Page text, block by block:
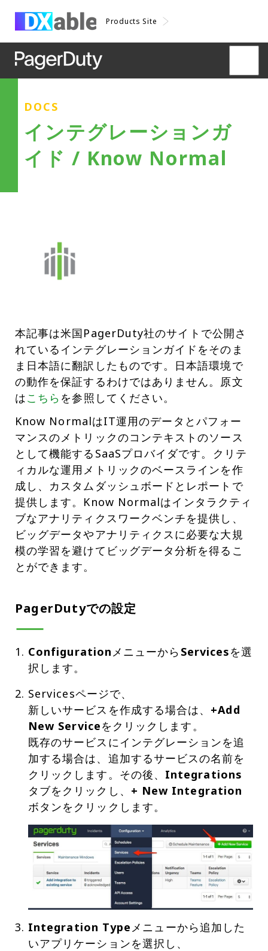
Products Site
DOCS
インテグレーションガ
イド / Know Normal
本記事は米国PagerDuty社のサイトで公開さ
れているインテグレーションガイドをそのま
ま日本語に翻訳したものです。日本語環境で
の動作を保証するわけではありません。原文
はこちら を参照してください。
Know NormalはIT運用のデータとパフォー
マンスのメトリックのコンテキストのソース
として機能するSaaSプロバイダです。クリテ
ィカルな運用メトリックのベースラインを作
成し、カスタムダッシュボードとレポートで
提供します。Know Normalはインタラクティ
ブなアナリティクスワークベンチを提供し、
ビッグデータやアナリティクスに必要な大規
模の学習を避けてビッグデータ分析を得るこ
とができます。
PagerDutyでの設定
Configurationメニューから Servicesを選
択します。
Servicesページで、
新しいサービスを作成する場合は、 +Add
New Serviceをクリックします。
既存のサービスにインテグレーションを追
加する場合は、追加するサービスの名前を
クリックします。その後、 Integrations
タブをクリックし、 + New Integration
Integration Type メニューから追加した
いアプリケーションを選択し、